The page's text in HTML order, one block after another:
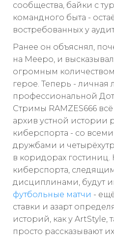
сообщества, байки с
командного быта -
востребованных у
Ранее он объяснял,
на Meepo, и
огромным
герое. Теперь - личная
профессиональной
Стримы RAMZES666
архив устной истории
киберспорта - со
дружбами и
в коридорах гостиниц.
киберспорта,
дисциплинами, будут
футбольные матчи -
ставки и азарт
историй, как у ArtStyle,
просто рассказывают